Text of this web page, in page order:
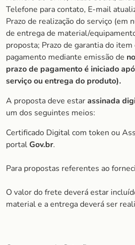
Telefone para contato, E-mail
Prazo de realização do serviço (em
de entrega de material/
proposta; Prazo de garantia do
pagamento mediante emissão de
prazo de pagamento é iniciado
serviço ou entrega do produto).
A proposta deve estarassinada
um dos seguintes meios:
Certificado Digital com token ou
portalGov.br.
Para propostas referentes ao
O valor do frete deverá estar
material e a entrega deverá ser